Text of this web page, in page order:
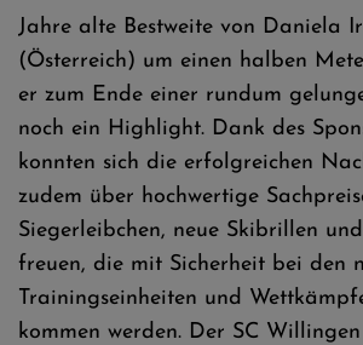
Jahre alte Bestweite von Daniela
(Österreich) um einen halben
er zum Ende einer rundum
noch ein Highlight. Dank des
konnten sich die erfolgreichen
zudem über hochwertige
Siegerleibchen, neue Skibrillen
freuen, die mit Sicherheit bei den
Trainingseinheiten und
kommen werden. Der SC